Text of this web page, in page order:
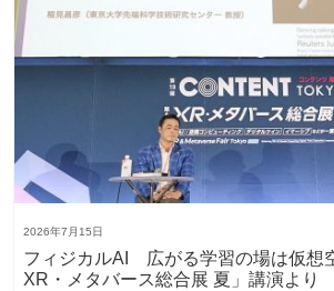
2026年7月15日
フィジカルAI 広がる学習の場は仮想
XR・メタバース総合展 夏」講演より